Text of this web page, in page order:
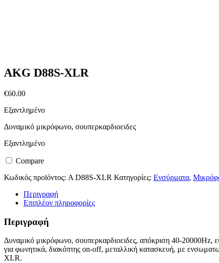
AKG D88S-XLR
€60.00
Εξαντλημένο
Δυναμικό μικρόφωνο, σουπερκαρδιοειδες
Εξαντλημένο
Compare
Κωδικός προϊόντος: A D88S-XLR Κατηγορίες: Ενσύρματα,
Περιγραφή
Επιπλέον πληροφορίες
Περιγραφή
Δυναμικό μικρόφωνο, σουπερκαρδιοειδες, απόκριση 40-20000Ηz,
για φωνητικά, διακόπτης on-off, μεταλλική κατασκευή, με
XLR.